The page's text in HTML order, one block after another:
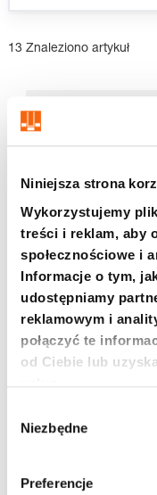
Niniejsza strona
Wykorzystujemy
treści i reklam, aby
społecznościowe i
Informacje o tym,
udostępniamy
reklamowym i
połączyć te
od Ciebie lub
Niezbędne
Preferencje
13 Znaleziono artykuł
201.01. Korpus
z prowadzeniami
DIN 9812, typ D/DG